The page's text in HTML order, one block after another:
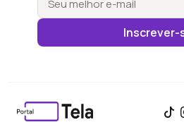
Inscrever-